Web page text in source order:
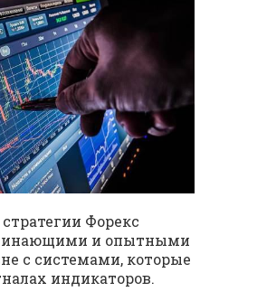
Форекс
и опытными
с системами, которые
индикаторов.